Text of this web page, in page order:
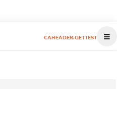
CAHEADER.GETTEST